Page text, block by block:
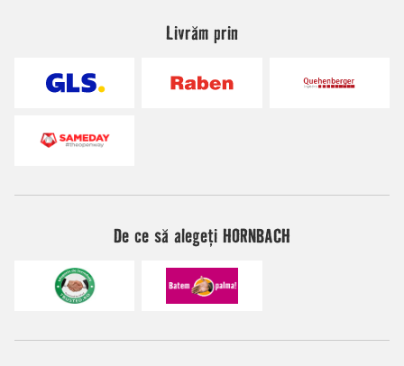
Livrăm prin
De ce să alegeți HORNBACH